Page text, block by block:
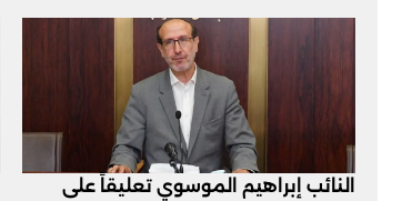
النائب إبراهيم الموسوي تعليقاً على